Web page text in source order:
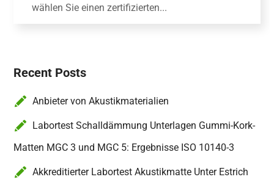
wählen Sie einen zertifizierten...
Recent Posts
Anbieter von Akustikmaterialien
Labortest Schalldämmung Unterlagen Gummi-Kork-
Matten MGC 3 und MGC 5: Ergebnisse ISO 10140-3
Akkreditierter Labortest Akustikmatte Unter Estrich